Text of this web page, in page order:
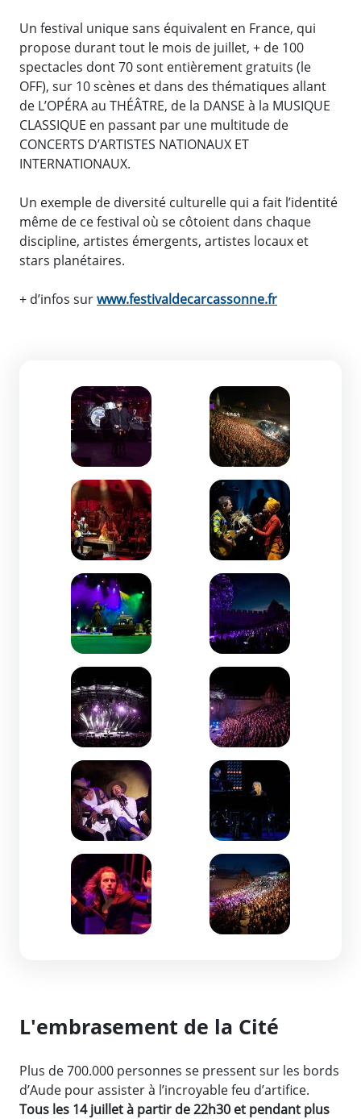
Un festival unique sans équivalent en France, qui
propose durant tout le mois de juillet, + de 100
spectacles dont 70 sont entièrement gratuits (le
OFF), sur 10 scènes et dans des thématiques allant
de L’OPÉRA au THÉÂTRE, de la DANSE à la MUSIQUE
CLASSIQUE en passant par une multitude de
CONCERTS D’ARTISTES NATIONAUX ET
INTERNATIONAUX.
Un exemple de diversité culturelle qui a fait l’identité
même de ce festival où se côtoient dans chaque
discipline, artistes émergents, artistes locaux et
stars planétaires.
+ d’infos surwww.festivaldecarcassonne.fr
Zoom de l'image Zoom de l'image
Zoom de l'image Zoom de l'image
Zoom de l'image Zoom de l'image
Zoom de l'image Zoom de l'image
Zoom de l'image Zoom de l'image
Zoom de l'image Zoom de l'image
L'embrasement de la Cité
Plus de 700.000 personnes se pressent sur les bords
d’Aude pour assister à l’incroyable feu d’artifice.
Tous les 14 juillet à partir de 22h30 et pendant plus